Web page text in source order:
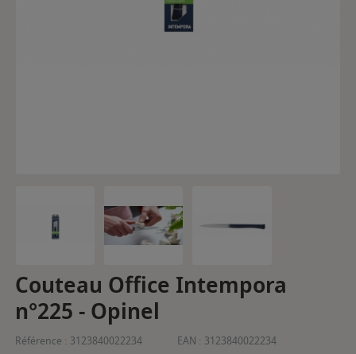
Couteau Office Intempora
n°225 - Opinel
Référence : 3123840022234 EAN : 3123840022234